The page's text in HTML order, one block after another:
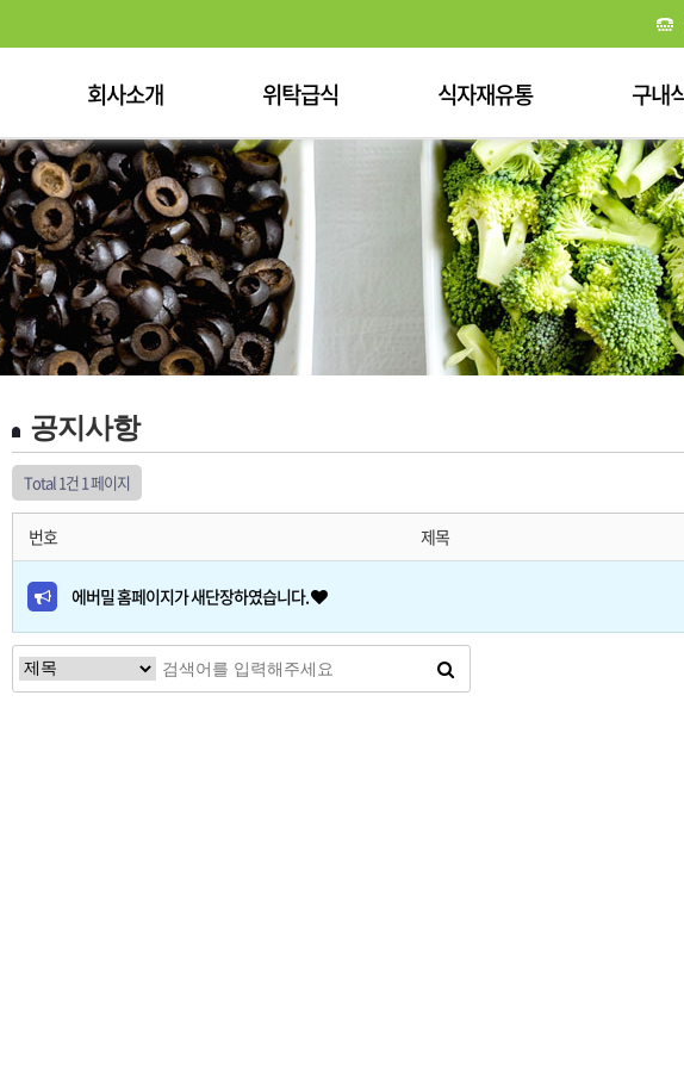
회사소개 위탁급식 식자재유통 구내
공지사항
Total 1건1 페이지
번호 제목
에버밀 홈페이지가 새단장하였습니다.